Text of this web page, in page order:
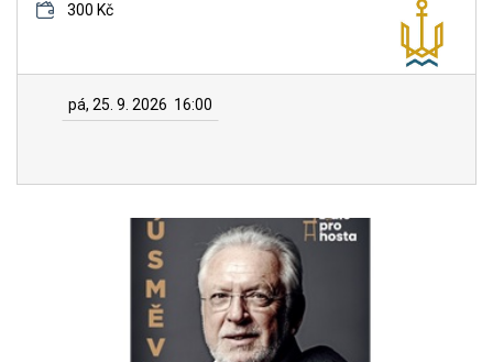
300 Kč
pá, 25. 9. 2026 16:00